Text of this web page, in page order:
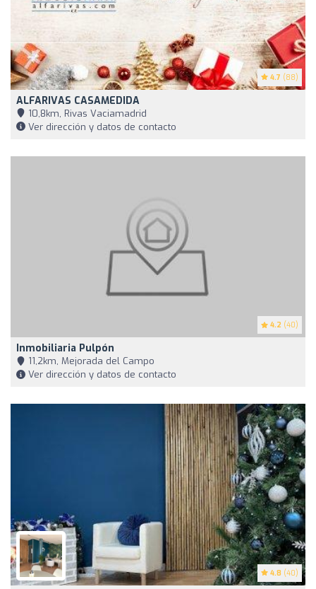
4.7 (88)
ALFARIVAS CASAMEDIDA
10,8km, Rivas Vaciamadrid
Ver dirección y datos de contacto
4.2 (40)
Inmobiliaria Pulpón
11,2km, Mejorada del Campo
Ver dirección y datos de contacto
4.8 (40)